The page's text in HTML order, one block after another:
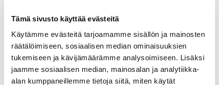
Tämä sivusto käyttää evästeitä
Käytämme evästeitä tarjoamamme sisällön ja mainosten
räätälöimiseen, sosiaalisen median ominaisuuksien
tukemiseen ja kävijämäärämme analysoimiseen. Lisäksi
jaamme sosiaalisen median, mainosalan ja analytiikka-
alan kumppaneillemme tietoja siitä, miten käytät